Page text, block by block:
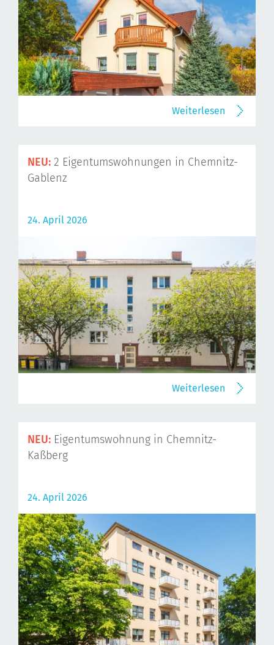
Weiterlesen
NEU: 2 Eigentumswohnungen in Chemnitz-
Gablenz
24. April 2026
Weiterlesen
NEU: Eigentumswohnung in Chemnitz-
Kaßberg
24. April 2026